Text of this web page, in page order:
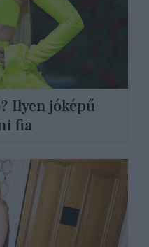
Ilyen jóképű
fia